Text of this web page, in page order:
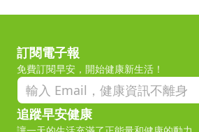
訂閱電子報
免費訂閱早安，開始健康新生活！
追蹤早安健康